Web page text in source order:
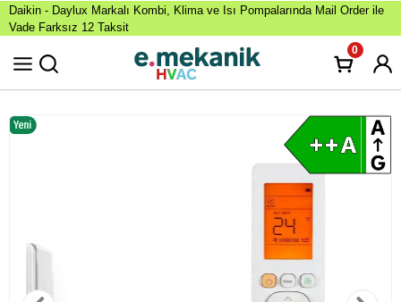
Daikin - Daylux Markalı Kombi, Klima ve Isı Pompalarında Mail Order ile
Vade Farksız 12 Taksit
0